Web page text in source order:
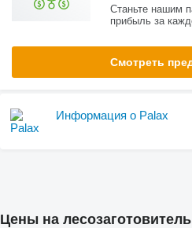
Станьте нашим
прибыль за
Смотреть
Информация о Palax
Цены на